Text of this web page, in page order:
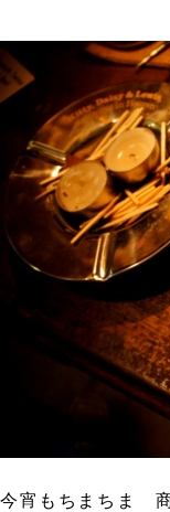
今宵もちまちま